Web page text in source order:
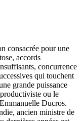
consacrée pour une
accords
concurrence
qui touchent
grande puissance
ou le
Ducros.
ancien ministre de